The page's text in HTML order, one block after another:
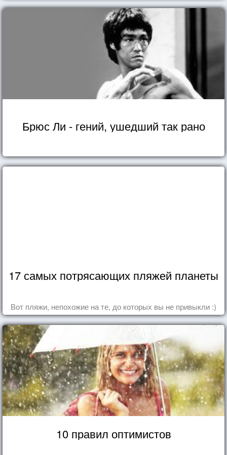
Брюс Ли - гений, ушедший так рано
17 самых потрясающих пляжей планеты
Вот пляжи, непохожие на те, до которых вы не привыкли :)
10 правил оптимистов